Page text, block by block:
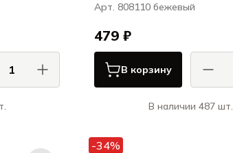
Арт. 808110 бежевый
479 ₽
В корзину
В наличии 487 шт.
-34%